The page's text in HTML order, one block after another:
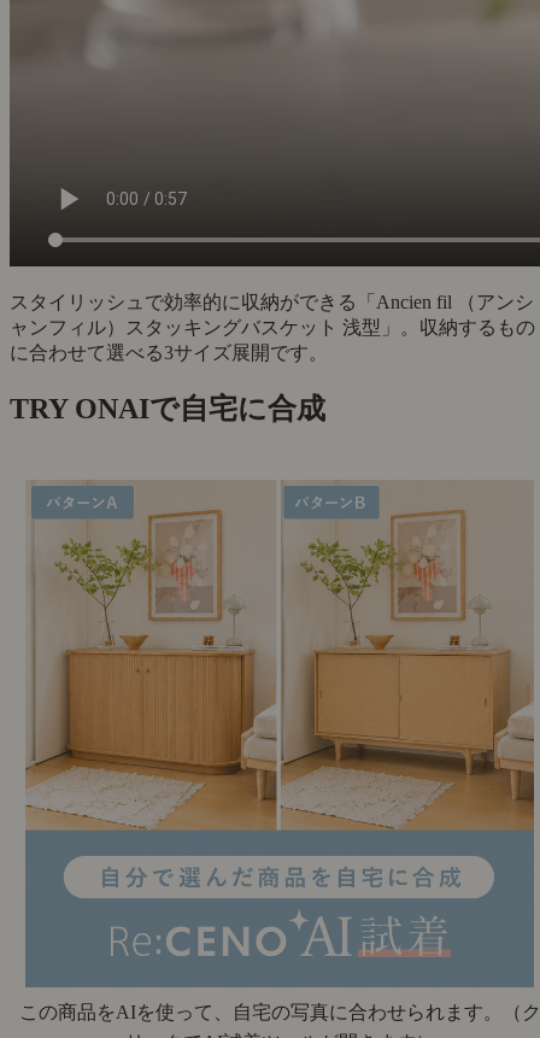
スタイリッシュで効率的に収納ができる「Ancien fil （アンシ
ャンフィル）スタッキングバスケット 浅型」。収納するもの
に合わせて選べる3サイズ展開です。
TRY ONAIで自宅に合成
この商品をAIを使って、自宅の写真に合わせられます。
（ク